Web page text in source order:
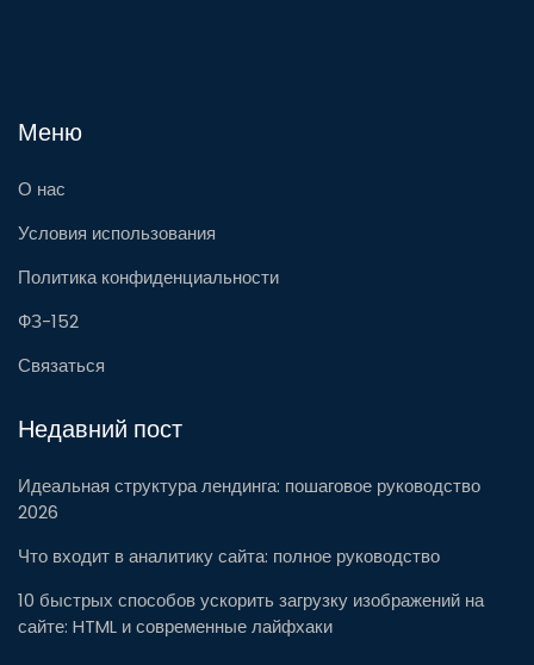
Меню
О нас
Условия использования
Политика конфиденциальности
ФЗ-152
Связаться
Недавний пост
Идеальная структура лендинга: пошаговое руководство
2026
Что входит в аналитику сайта: полное руководство
10 быстрых способов ускорить загрузку изображений на
сайте: HTML и современные лайфхаки